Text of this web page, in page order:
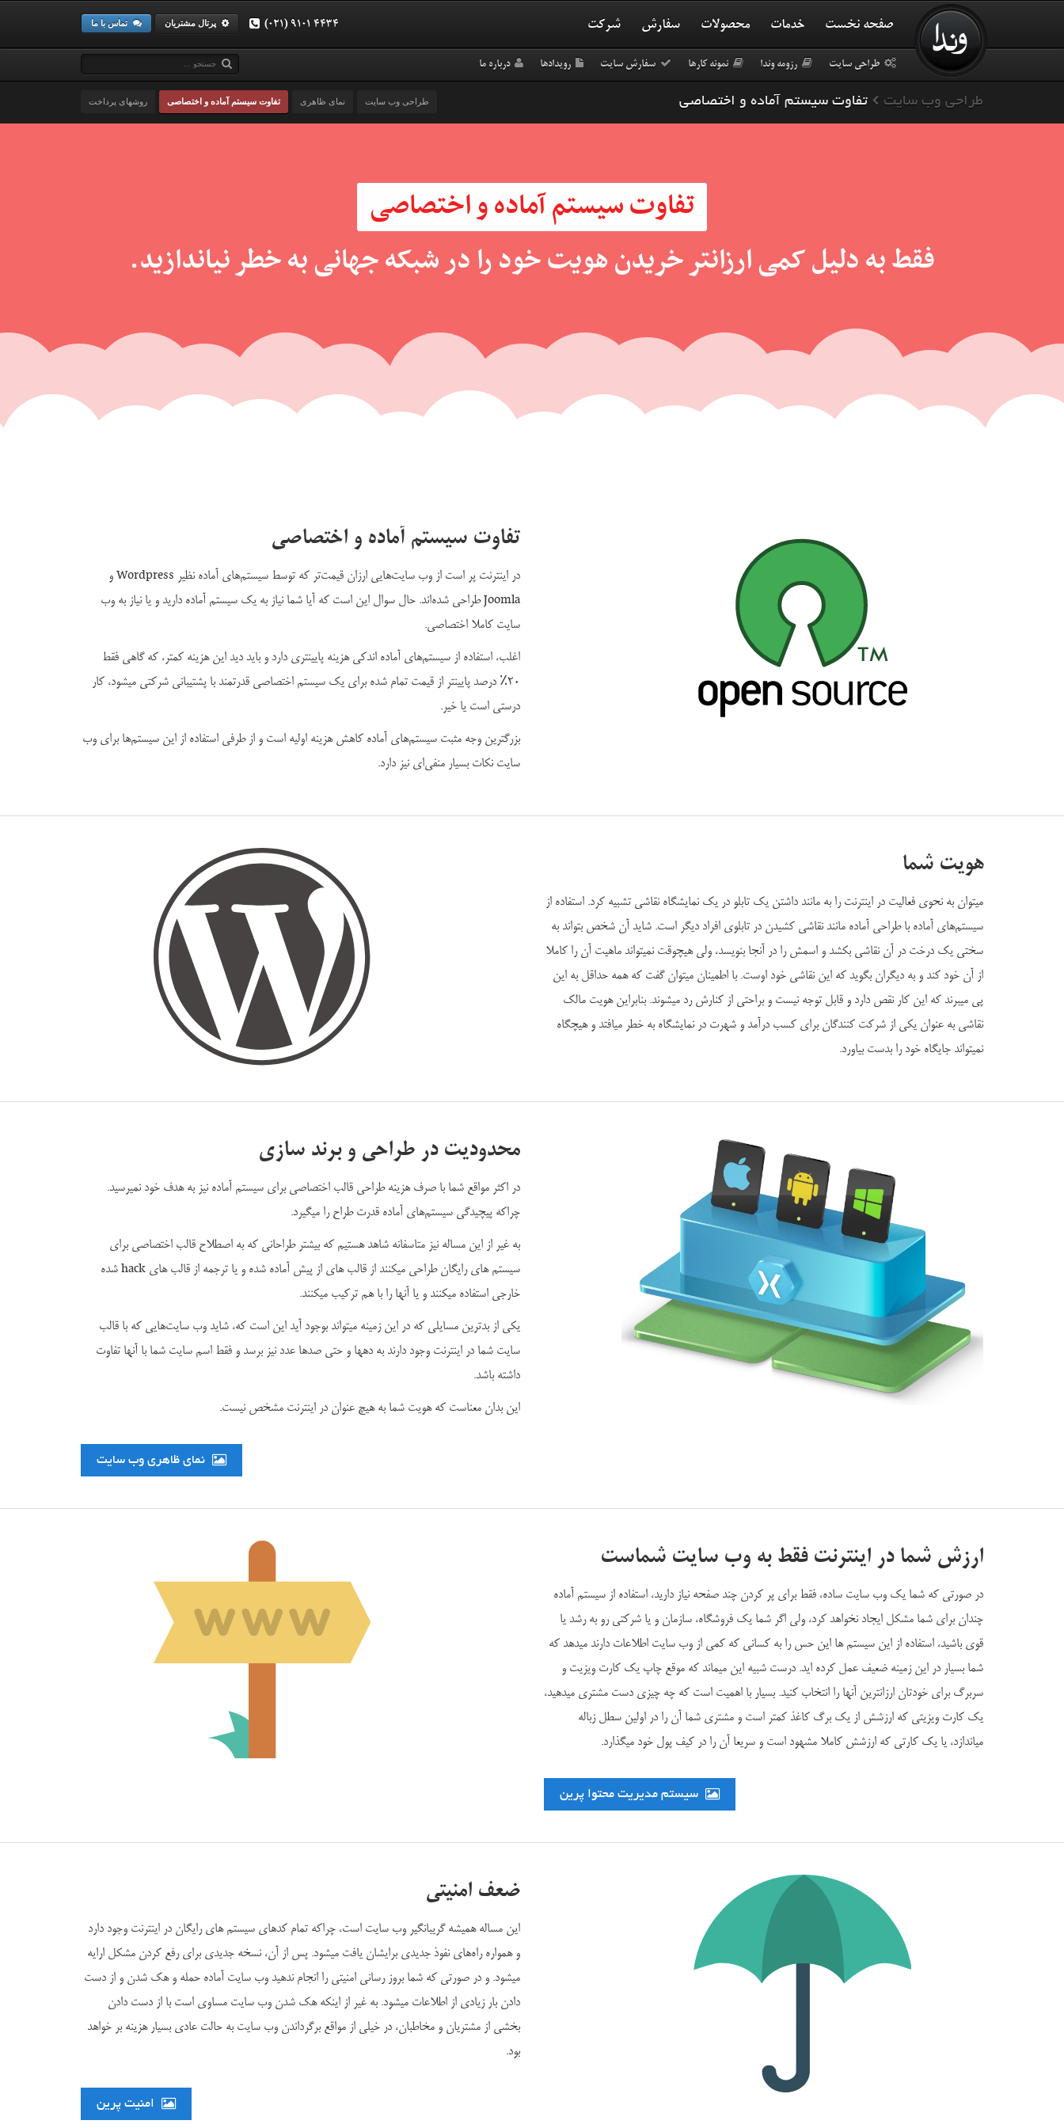
صفحه نخست خدمات محصولات سفارش شرکت (۰۲۱) ۹۱۰۱ ۴۴۳۴ پرتال مشتریان تماس با ما
طراحی سایت رزومه وندا نمونه کارها سفارش سایت رویدادها درباره ما
طراحی وب سایت تفاوت سیستم آماده و اختصاصی طراحی وب سایت نمای ظاهری تفاوت سیستم آماده و اختصاصی روشهای پرداخت
تفاوت سیستم آماده و اختصاصی
فقط به دلیل کمی ارزانتر خریدن هویت خود را در شبکه جهانی به خطر نیاندازید.
تفاوت سیستم آماده و اختصاصی
در اینترنت پر است از وب سایت‌هایی ارزان قیمت‌تر که توسط سیستم‌های آماده نظیر Wordpress و
Joomla طراحی شده‌اند. حال سوال این است که آیا شما نیاز به یک سیستم آماده دارید و یا نیاز به وب
سایت کاملا اختصاصی.
اغلب، استفاده از سیستم‌های آماده اندکی هزینه پایینتری دارد و باید دید این هزینه کمتر، که گاهی فقط
۲۰٪ درصد پایینتر از قیمت تمام شده برای یک سیستم اختصاصی قدرتمند با پشتیبانی شرکتی میشود، کار
درستی است یا خیر.
بزرگترین وجه مثبت سیستم‌های آماده کاهش هزینه اولیه است و از طرفی استفاده از این سیستم‌ها برای وب
سایت نکات بسیار منفی‌ای نیز دارد.
هویت شما
میتوان به نحوی فعالیت در اینترنت را به مانند داشتن یک تابلو در یک نمایشگاه نقاشی تشبیه کرد. استفاده از
سیستم‌های آماده با طراحی آماده مانند نقاشی کشیدن در تابلوی افراد دیگر است. شاید آن شخص بتواند به
سختی یک درخت در آن نقاشی بکشد و اسمش را در آنجا بنویسد، ولی هیچوقت نمیتواند ماهیت آن را کاملا
از آن خود کند و به دیگران بگوید که این نقاشی خود اوست. با اطمینان میتوان گفت که همه حداقل به این
پی میبرند که این کار نقص دارد و قابل توجه نیست و براحتی از کنارش رد میشوند. بنابراین هویت مالک
نقاشی به عنوان یکی از شرکت کنندگان برای کسب درآمد و شهرت در نمایشگاه به خطر میافتد و هیچگاه
نمیتواند جایگاه خود را بدست بیاورد.
محدودیت در طراحی و برند سازی
در اکثر مواقع شما با صرف هزینه طراحی قالب اختصاصی برای سیستم آماده نیز به هدف خود نمیرسید.
چراکه پیچیدگی سیستم‌های آماده قدرت طراح را میگیرد.
به غیر از این مساله نیز متاسفانه شاهد هستیم که بیشتر طراحانی که به اصطلاح قالب اختصاصی برای
سیستم های رایگان طراحی میکنند از قالب های از پیش آماده شده و یا ترجمه از قالب های hack شده
خارجی استفاده میکنند و یا آنها را با هم ترکیب میکنند.
یکی از بدترین مسایلی که در این زمینه میتواند بوجود آید این است که، شاید وب سایت‌هایی که با قالب
سایت شما در اینترنت وجود دارند به دهها و حتی صدها عدد نیز برسد و فقط اسم سایت شما با آنها تفاوت
داشته باشد.
این بدان معناست که هویت شما به هیچ عنوان در اینترنت مشخص نیست.
نمای ظاهری وب سایت
ارزش شما در اینترنت فقط به وب سایت شماست
در صورتی که شما یک وب سایت ساده، فقط برای پر کردن چند صفحه نیاز دارید، استفاده از سیستم آماده
چندان برای شما مشکل ایجاد نخواهد کرد، ولی اگر شما یک فروشگاه، سازمان و یا شرکتی رو به رشد یا
قوی باشید، استفاده از این سیستم ها این حس را به کسانی که کمی از وب سایت اطلاعات دارند میدهد که
شما بسیار در این زمینه ضعیف عمل کرده اید. درست شبیه این میماند که موقع چاپ یک کارت ویزیت و
سربرگ برای خودتان ارزانترین آنها را انتخاب کنید. بسیار با اهمیت است که چه چیزی دست مشتری میدهید،
یک کارت ویزیتی که ارزشش از یک برگ کاغذ کمتر است و مشتری شما آن را در اولین سطل زباله
میاندازد، یا یک کارتی که ارزشش کاملا مشهود است و سریعا آن را در کیف پول خود میگذارد.
سیستم مدیریت محتوا پرین
ضعف امنیتی
این مساله همیشه گریبانگیر وب سایت است، چراکه تمام کدهای سیستم های رایگان در اینترنت وجود دارد
و همواره راه‌های نفوذ جدیدی برایشان یافت میشود. پس از آن، نسخه جدیدی برای رفع کردن مشکل ارایه
میشود. و در صورتی که شما بروز رسانی امنیتی را انجام ندهید وب سایت آماده حمله و هک شدن و از دست
دادن بار زیادی از اطلاعات میشود. به غیر از اینکه هک شدن وب سایت مساوی است با از دست دادن
بخشی از مشتریان و مخاطبان، در خیلی از مواقع برگرداندن وب سایت به حالت عادی بسیار هزینه بر خواهد
بود.
امنیت پرین